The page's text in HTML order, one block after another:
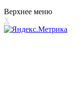
Верхнее меню
X